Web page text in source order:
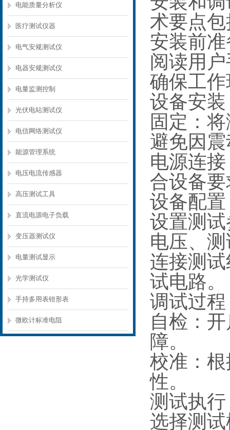
电能质量分析仪
医疗测试仪器
电气安规测试仪
电器安规测试仪
电量监测控制
光伏电站测试仪
电信网络测试仪
能源管理系统
电压电流传感器
高压测试工具
直流电源电子负载
变压器测试仪
电量测试显示
光学测试仪
手持多用表钳形表
微欧计标准电阻
术要点
安装前
阅读用
确保工
设备安
固定：
避免因
电源连
合设备
设备配
设置测
电压、
连接测
试电路
调试过
自检：
障。
校准：
性。
测试执
选择测